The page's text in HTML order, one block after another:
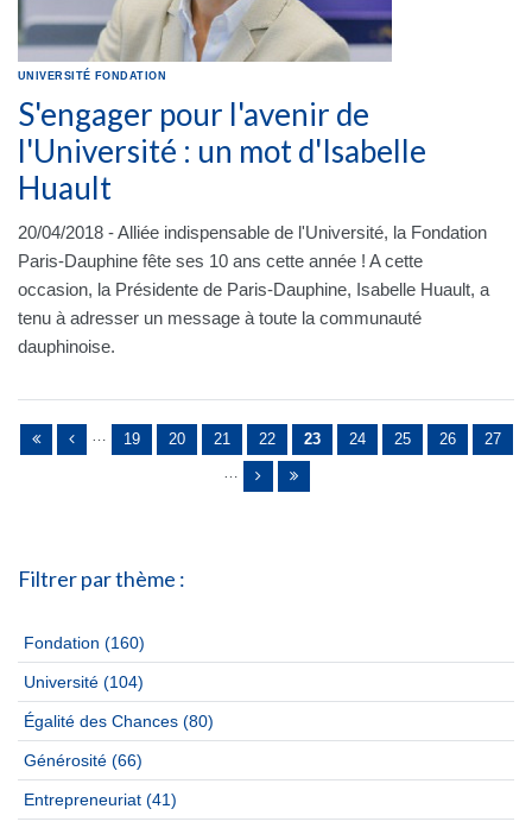
UNIVERSITÉ FONDATION
S'engager pour l'avenir de
l'Université : un mot d'Isabelle
Huault
20/04/2018 - Alliée indispensable de l'Université, la Fondation
Paris-Dauphine fête ses 10 ans cette année ! A cette
occasion, la Présidente de Paris-Dauphine, Isabelle Huault, a
tenu à adresser un message à toute la communauté
dauphinoise.
Pages … 19 20 21 22 23 24 25 26
27
…
Filtrer par thème :
Fondation (160)
Université (104)
Égalité des Chances (80)
Générosité (66)
Entrepreneuriat (41)